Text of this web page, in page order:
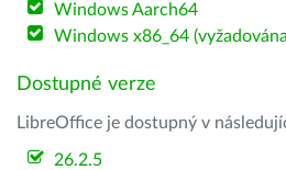
Windows Aarch64
Windows x86_64
Dostupné verze
LibreOffice je dostupný v
26.2.5